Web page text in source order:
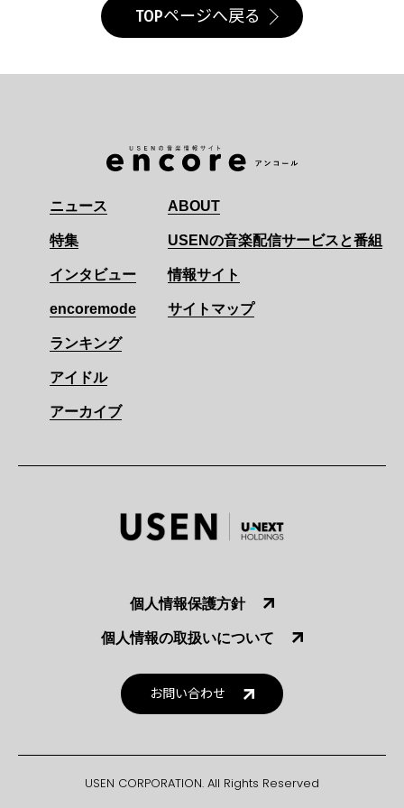
TOPページへ戻る
ニュース
特集
インタビュー
encoremode
ランキング
アイドル
アーカイブ
ABOUT
USENの音楽配信サービスと番組
情報サイト
サイトマップ
個人情報保護方針
個人情報の取扱いについて
お問い合わせ
USEN CORPORATION. All Rights Reserved